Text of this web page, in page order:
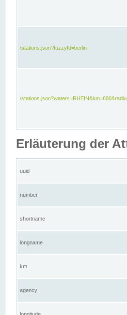
/stations.json?fuzzyId=berlin
/
Erläuterung der
uuid
number
shortname
longname
km
agency